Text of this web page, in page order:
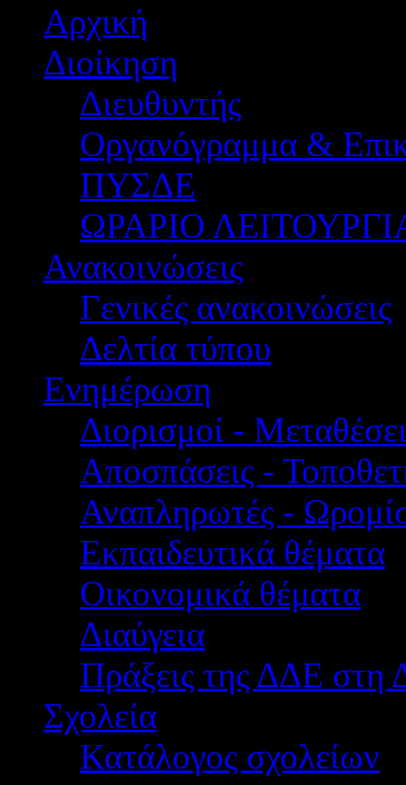
Αρχική
Διοίκηση
Διευθυντής
Οργανόγραμμα &
ΠΥΣΔΕ
ΩΡΑΡΙΟ
Ανακοινώσεις
Γενικές ανακοινώσεις
Δελτία τύπου
Ενημέρωση
Διορισμοί -
Αποσπάσεις -
Αναπληρωτές -
Εκπαιδευτικά θέματα
Οικονομικά θέματα
Διαύγεια
Πράξεις της ΔΔΕ στη
Σχολεία
Κατάλογος σχολείων